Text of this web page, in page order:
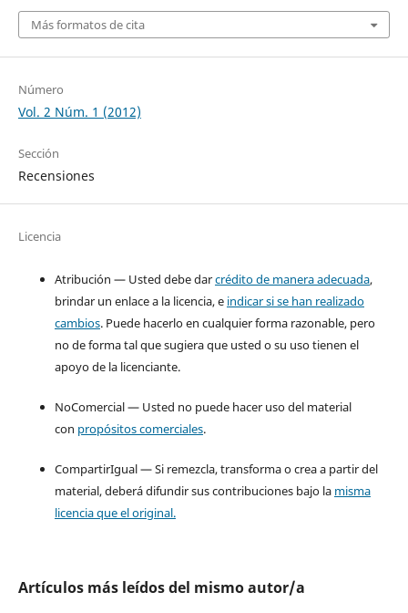
Más formatos de cita
Número
Vol. 2 Núm. 1 (2012)
Sección
Recensiones
Licencia
Atribución — Usted debe darcrédito de manera adecuada,
brindar un enlace a la licencia, e indicar si se han realizado
cambios. Puede hacerlo en cualquier forma razonable, pero
no de forma tal que sugiera que usted o su uso tienen el
apoyo de la licenciante.
NoComercial — Usted no puede hacer uso del material
con propósitos comerciales.
CompartirIgual — Si remezcla, transforma o crea a partir del
material, deberá difundir sus contribuciones bajo la misma
licencia que el original.
Artículos más leídos del mismo autor/a